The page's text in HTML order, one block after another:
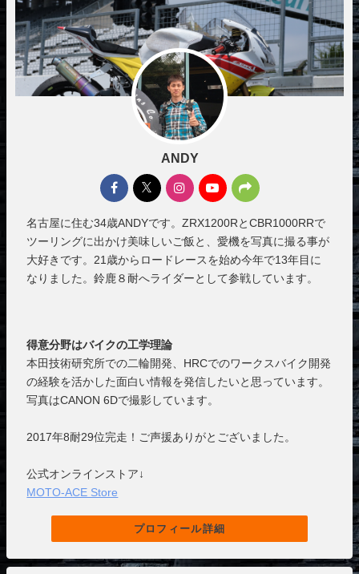
ANDY
名古屋に住む34歳ANDYです。ZRX1200RとCBR1000RRで
ツーリングに出かけ美味しいご飯と、愛機を写真に撮る事が
大好きです。21歳からロードレースを始め今年で13年目に
なりました。鈴鹿８耐へライダーとして参戦しています。
得意分野はバイクの工学理論
本田技術研究所での二輪開発、HRCでのワークスバイク開発
の経験を活かした面白い情報を発信したいと思っています。
写真はCANON 6Dで撮影しています。
2017年8耐29位完走！ご声援ありがとございました。
公式オンラインストア↓
MOTO-ACE Store
プロフィール詳細